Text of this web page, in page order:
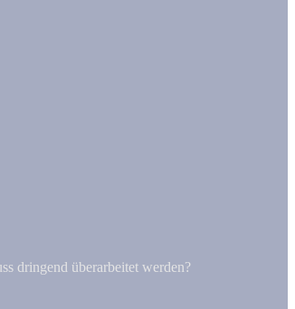
dringend überarbeitet werden?